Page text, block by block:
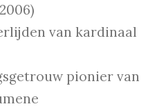
van kardinaal
pionier van